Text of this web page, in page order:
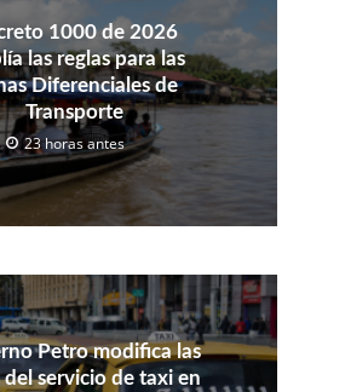
1000 de 2026
las reglas para las
Diferenciales de
Transporte
23 horas antes
Petro modifica las
del servicio de taxi en